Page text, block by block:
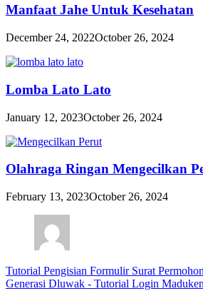
Manfaat Jahe Untuk Kesehatan
December 24, 2022October 26, 2024
Lomba Lato Lato
January 12, 2023October 26, 2024
Olahraga Ringan Mengecilkan
February 13, 2023October 26, 2024
Tutorial Pengisian Formulir Surat
Generasi Dluwak - Tutorial Login